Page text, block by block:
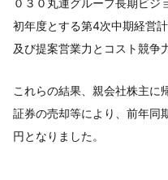
初年度とする第4次中期経営
及び提案営業力とコスト競争
これらの結果、親会社株主に
証券の売却等により、前年
円となりました。